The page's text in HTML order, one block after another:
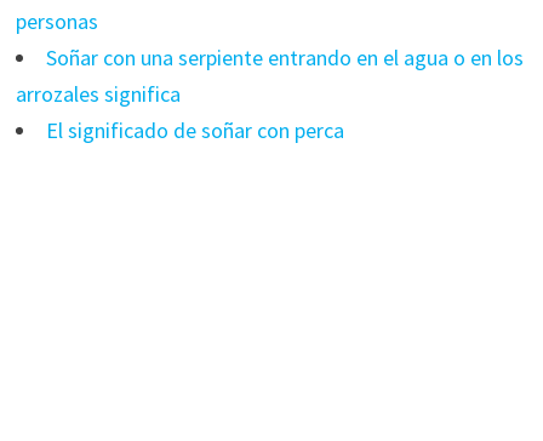
personas
Soñar con una serpiente entrando en el agua o en los
arrozales significa
El significado de soñar con perca